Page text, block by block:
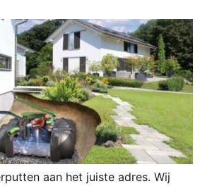
aan het juiste adres. Wij